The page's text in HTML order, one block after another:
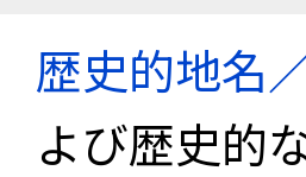
歴史的地名
よび歴史的